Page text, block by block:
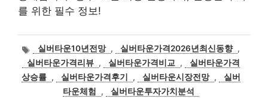
를 위한 필수 정보!
태
그
실버타운10년전망 , 실버타운가격2026년최신동향 ,
실버타운가격리뷰 , 실버타운가격비교 ,
실버타운가격
상승률 , 실버타운가격후기 , 실버타운시장전망 ,
실버
타운체험
, 실버타운투자가치분석